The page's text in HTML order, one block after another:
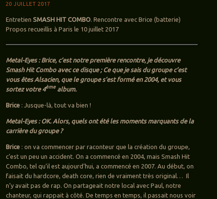
20 JUILLET 2017
Entretien SMASH HIT COMBO. Rencontre avec Brice (batterie)
Propos recueillis à Paris le 10 juillet 2017
Metal-Eyes : Brice, c’est notre première rencontre, je découvre
Smash Hit Combo avec ce disque ; Ce que je sais du groupe c’est
vous êtes Alsacien, que le groupe s’est formé en 2004, et vous
sortez votre 4èmealbum.
Brice : Jusque-là, tout va bien !
Metal-Eyes : OK. Alors, quels ont été les moments marquants de la
carrière du groupe ?
Brice : on va commencer par raconteur que la création du groupe,
c’est un peu un accident. On a commencé en 2004, mais Smash Hit
Combo, tel qu’il est aujourd’hui, a commencé en 2007. Au début, on
faisait du hardcore, death core, rien de vraiment très original… Il
n’y avait pas de rap. On partageait notre local avec Paul, notre
chanteur, qui rappait à côté. De temps en temps, il passait nous voir